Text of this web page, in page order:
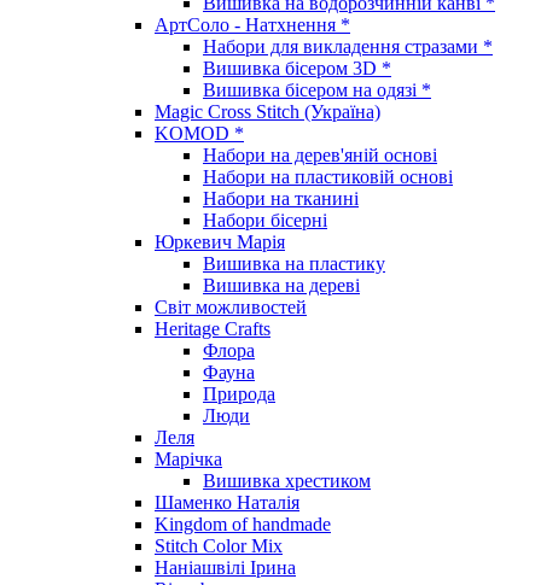
АртСоло - Натхнення *
Набори для викладення стразами *
Вишивка бісером 3D *
Вишивка бісером на одязі *
Magic Cross Stitch (Україна)
KOMOD *
Набори на дерев'яній основі
Набори на пластиковій основі
Набори на тканині
Набори бісерні
Юркевич Марія
Вишивка на пластику
Вишивка на дереві
Світ можливостей
Heritage Crafts
Флора
Фауна
Природа
Люди
Леля
Марічка
Вишивка хрестиком
Шаменко Наталія
Kingdom of handmade
Stitch Color Mix
Наніашвілі Ірина